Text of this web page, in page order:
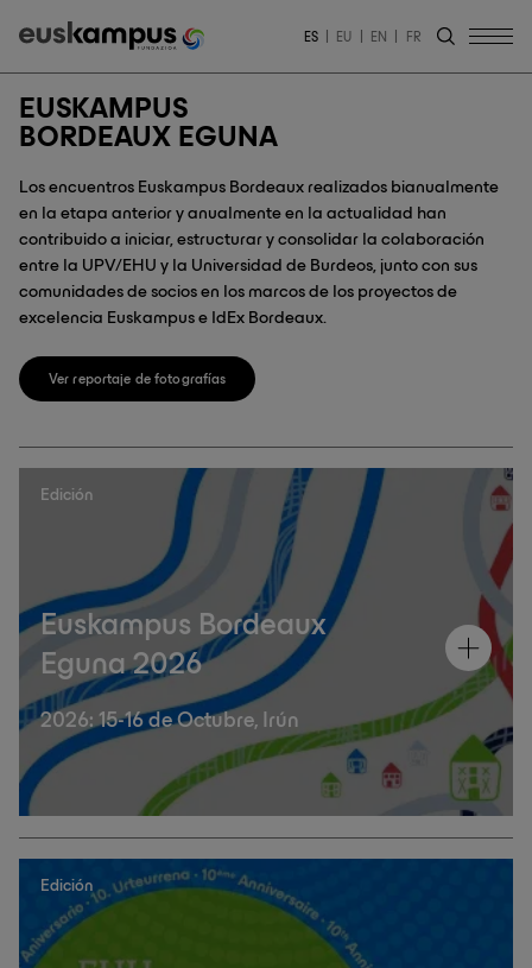
ES EU EN FR
EUSKAMPUS
BORDEAUX EGUNA
Los encuentros Euskampus Bordeaux realizados bianualmente
en la etapa anterior y anualmente en la actualidad han
contribuido a iniciar, estructurar y consolidar la colaboración
entre la UPV/EHU y la Universidad de Burdeos, junto con sus
comunidades de socios en los marcos de los proyectos de
excelencia Euskampus e IdEx Bordeaux.
Ver reportaje de fotografías
Edición
Euskampus Bordeaux
Eguna 2026
2026: 15-16 de Octubre, Irún
Edición